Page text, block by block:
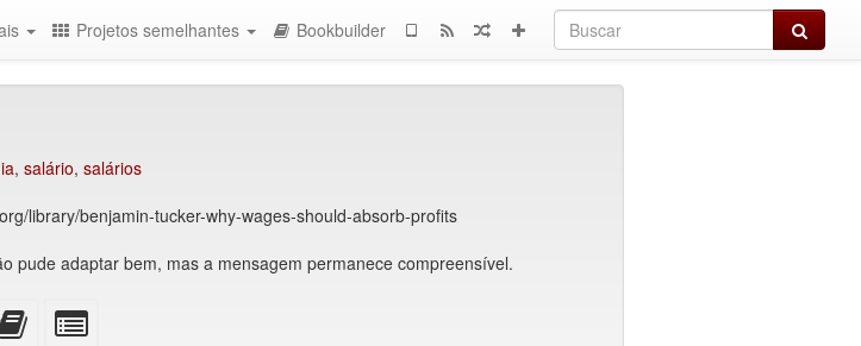
Buscar
Projetos semelhantes Bookbuilder
, salário, salários
library/benjamin-tucker-why-wages-should-absorb-profits
pude adaptar bem, mas a mensagem permanece compreensível.
Adicionar
este